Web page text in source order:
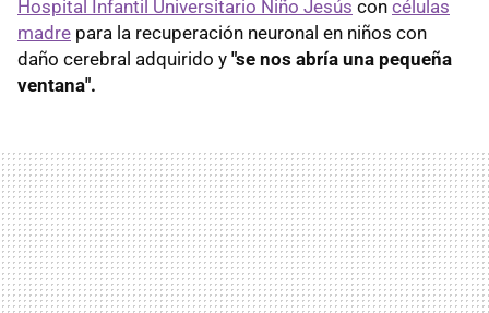
Hospital Infantil Universitario Niño Jesús con células
madre para la recuperación neuronal en niños con
daño cerebral adquirido y "se nos abría una pequeña
ventana".